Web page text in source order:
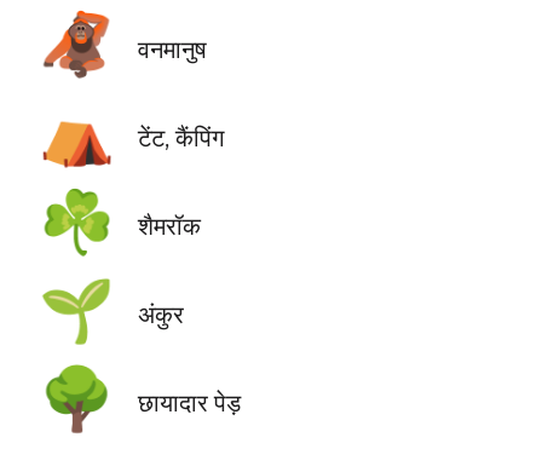
🦧 वनमानुष
⛺ टेंट, कैंपिंग
☘️ शैमरॉक
🌱 अंकुर
🌳 छायादार पेड़